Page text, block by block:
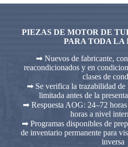
PIEZAS DE MOTOR DE
PARA TODA
➡ Nuevos de fabricante,
reacondicionados y en
clases de
➡ Se verifica la trazabilidad de
limitada antes de la
➡ Respuesta AOG: 24–72
horas a nivel
➡ Programas disponibles de
de inventario permanente para
inversa